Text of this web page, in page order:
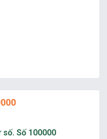
Số 100000